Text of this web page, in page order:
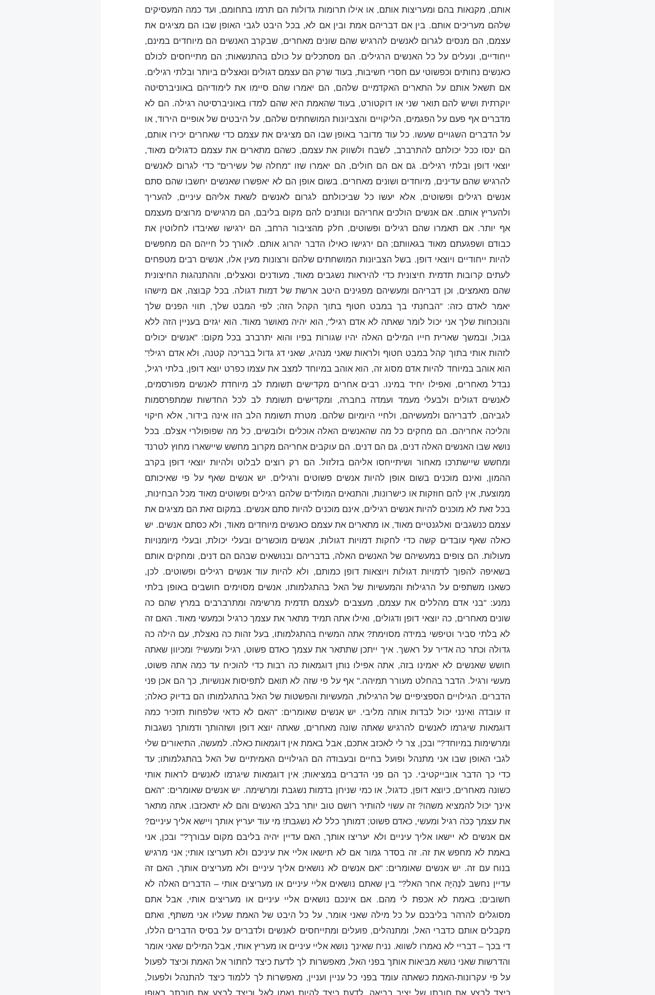
אותם, מקנאות בהם ומעריצות אותם, או אילו תרומות גדולות הם תרמו בתחומם, ועד כמה המעסיקים
שלהם מעריכים אותם. בין אם דבריהם אמת ובין אם לא, בכל היבט לגבי האופן שבו הם מציגים את
עצמם, הם מנסים לגרום לאנשים להרגיש שהם שונים מאחרים, שבקרב האנשים הם מיוחדים במינם,
ייחודיים, ונעלים על כל האנשים הרגילים. הם מסתכלים על כולם בהתנשאות; הם מתייחסים לכולם
כאנשים נחותים וכפשוטי עם חסרי חשיבות, בעוד שרק הם עצמם דגולים ונאצלים ביותר ובלתי רגילים.
אם תשאל אותם על התארים האקדמיים שלהם, הם יאמרו שהם סיימו את לימודיהם באוניברסיטה
יוקרתית ושיש להם תואר שני או דוקטורט, בעוד שהאמת היא שהם למדו באוניברסיטה רגילה. הם לא
מדברים אף פעם על הפגמים, הליקויים והצביונות המושחתים שלהם, על היבטים של אופיים הירוד, או
על הדברים השגויים שעשו. כל עוד מדובר באופן שבו הם מציגים את עצמם כדי שאחרים יכירו אותם,
הם ינסו ככל יכולתם להתרברב, לשבח ולשווק את עצמם, כשהם מתארים את עצמם כדגולים מאוד,
יוצאי דופן ובלתי רגילים. גם אם הם חולים, הם יאמרו שזו "מחלה של עשירים" כדי לגרום לאנשים
להרגיש שהם עדינים, מיוחדים ושונים מאחרים. בשום אופן הם לא יאפשרו שאנשים יחשבו שהם סתם
אנשים רגילים ופשוטים, אלא יעשו כל שביכולתם לגרום לאנשים לשאת אליהם עיניים, להעריך
ולהעריץ אותם. אם אנשים הולכים אחריהם ונותנים להם מקום בליבם, הם מרגישים מרוצים מעצמם
אף יותר. אם תאמרו שהם רגילים ופשוטים, חלק מהציבור הרחב, הם ירגישו שאיבדו לחלוטין את
כבודם ושפגעתם מאוד בגאוותם; הם ירגישו כאילו הדבר יהרוג אותם. לאורך כל חייהם הם מחפשים
להיות ייחודיים ויוצאי דופן. בשל הצביונות המושחתים שלהם ורצונות מעין אלו, אנשים רבים מטפחים
לעתים קרובות תדמית חיצונית כדי להיראות נשגבים מאוד, מעודנים ונאצלים, וההתנהגות החיצונית
שהם מאמצים, וכן דבריהם ומעשיהם מפגינים היטב ארשת של דמות דגולה. בכל קבוצה, אם מישהו
יאמר לאדם כזה: "הבחנתי בך במבט חטוף בתוך הקהל הזה; לפי המבט שלך, תווי הפנים שלך
והנוכחות שלך אני יכול לומר שאתה לא אדם רגיל", הוא יהיה מאושר מאוד. הוא יגזים בעניין הזה ללא
גבול, ובמשך שארית חייו המילים האלה יהיו שגורות בפיו והוא יתרברב בכל מקום: "אנשים יכולים
לזהות אותי בתוך קהל במבט חטוף ולראות שאני מנהיג, שאני דג גדול בבריכה קטנה, ולא אדם רגיל!"
הוא אוהב במיוחד להיות אדם מסוג זה, הוא אוהב במיוחד למצב את עצמו כפרט יוצא דופן, בלתי רגיל,
נבדל מאחרים, ואפילו יחיד במינו. רבים אחרים מקדישים תשומת לב מיוחדת לאנשים מפורסמים,
לאנשים דגולים ולבעלי מעמד ועמדה בחברה, ומקדישים תשומת לב לכל החדשות שמתפרסמות
לגביהם, לדבריהם ולמעשיהם, ולחיי היומיום שלהם. מטרת תשומת הלב הזו אינה בידור, אלא חיקוי
והליכה אחריהם. הם מחקים כל מה שהאנשים האלה אוכלים ולובשים, כל מה שפופולרי אצלם. בכל
נושא שבו האנשים האלה דנים, גם הם דנים. הם עוקבים אחריהם מקרוב מחשש שיישארו מחוץ לטרנד
ומחשש שיישתרכו מאחור ושיתייחסו אליהם בזלזול. הם רק רוצים לבלוט ולהיות יוצאי דופן בקרב
ההמון, ואינם מוכנים בשום אופן להיות אנשים פשוטים ורגילים. יש אנשים שאף על פי שאיכותם
ממוצעת, אין להם חוזקות או כישרונות, והתנאים המולדים שלהם רגילים ופשוטים מאוד מכל הבחינות,
בכל זאת לא מוכנים להיות אנשים רגילים, אינם מוכנים להיות סתם אנשים. במקום זאת הם מציגים את
עצמם כנשגבים ואלגנטיים מאוד, או מתארים את עצמם כאנשים מיוחדים מאוד, ולא כסתם אנשים. יש
כאלה שאף עובדים קשה כדי לחקות דמויות דגולות, אנשים מוכשרים ובעלי יכולת, ובעלי מיומנויות
מעולות. הם צופים במעשיהם של האנשים האלה, בדבריהם ובנושאים שבהם הם דנים, ומחקים אותם
בשאיפה להפוך לדמויות דגולות ויוצאות דופן כמותם, ולא להיות עוד אנשים רגילים ופשוטים. לכן,
כשאנו משתפים על הרגילוּת והמעשיות של האל בהתגלמותו, אנשים מסוימים חושבים באופן בלתי
נמנע: "בני אדם מהללים את עצמם, מעצבים לעצמם תדמית מרשימה ומתרברבים במרץ שהם כה
שונים מאחרים, כה יוצאי דופן ודגולים, ואילו אתה תמיד מתאר את עצמך כרגיל וכמעשי מאוד. האם זה
לא בלתי סביר וטיפשי במידה מסוימת? אתה המשיח בהתגלמותו, בעל זהות כה נאצלת, עם הילה כה
גדולה וכתר כה אדיר על ראשך. איך ייתכן שתתאר את עצמך כאדם פשוט, רגיל ומעשי? ומכיוון שאתה
חושש שאנשים לא יאמינו בזה, אתה אפילו נותן דוגמאות כה רבות כדי להוכיח עד כמה אתה פשוט,
מעשי ורגיל. הדבר בהחלט מעורר תמיהה." אף על פי שזה לא תואם לתפיסות אנושיות, כך הם אכן פני
הדברים. הגילויים הספציפיים של הרגילוּת, המעשיות והפשטות של האל בהתגלמותו הם בדיוק כאלה;
זו עובדה ואינני יכול לבדות אותה מליבי. יש אנשים שאומרים: "האם לא כדאי שלפחות תזכיר כמה
דוגמאות שיגרמו לאנשים להרגיש שאתה שונה מאחרים, שאתה יוצא דופן ושזהותך ודמותך נשגבות
ומרשימות במיוחד?" ובכן, צר לי לאכזב אתכם, אבל באמת אין דוגמאות כאלה. למעשה, התיאורים שלי
לגבי האופן שבו אני מתנהל ופועל בחיים ובעבודה הם הגילויים האמיתיים של האל בהתגלמותו; עד
כדי כך הדבר אובייקטיבי. כך הם פני הדברים במציאות; אין דוגמאות שיגרמו לאנשים לראות אותי
כשונה מאחרים, כיוצא דופן, כדגול, או כמי שניחן בדמות נשגבת ומרשימה. יש אנשים שאומרים: "האם
אינך יכול להמציא משהו? זה עשוי להותיר רושם טוב יותר בלב האנשים והם לא יתאכזבו. אתה מתאר
את עצמך כְּכֹה רגיל ומעשי, כאדם פשוט; דמותך כלל לא נשגבת! מי עוד יעריץ אותך ויישא אליך עיניים?
אם אנשים לא יישאו אליך עיניים ולא יעריצו אותך, האם עדיין יהיה בליבם מקום עבורך?" ובכן, אני
באמת לא מחפש את זה. זה בסדר גמור אם לא תישאו אליי את עיניכם ולא תעריצו אותי; אני מרגיש
בנוח עם זה. יש אנשים שאומרים: "אם אנשים לא נושאים אליך עיניים ולא מעריצים אותך, האם זה
עדיין נחשב לנְהִיָּה אחר האל?" בין שאתם נושאים אליי עיניים או מעריצים אותי – הדברים האלה לא
חשובים; באמת לא אכפת לי מהם. אם אינכם נושאים אליי עיניים או מעריצים אותי, אבל אתם
מסוגלים להרהר בליבכם על כל מילה שאני אומר, על כל היבט של האמת שעליו אני משתף, ואתם
מקבלים אותם כדברי האל, ומתנהלים, פועלים ומתייחסים לאנשים ולדברים על בסיס הדברים הללו,
די בכך – דבריי לא נאמרו לשווא. נניח שאינך נושא אליי עיניים או מעריץ אותי, אבל המילים שאני אומר
והדרשות שאני נושא מביאות אותך בפני האל, מאפשרות לך לדעת כיצד לחתור אל האמת וכיצד לפעול
על פי עקרונות-האמת כשאתה עומד בפני כל עניין ועניין, מאפשרות לך ללמוד כיצד להתנהל ולפעול,
כיצד לבצע את חובתו של יציר בריאה, לדעת כיצד להיות נאמן לאל וכיצד לבצע את חובתך באופן